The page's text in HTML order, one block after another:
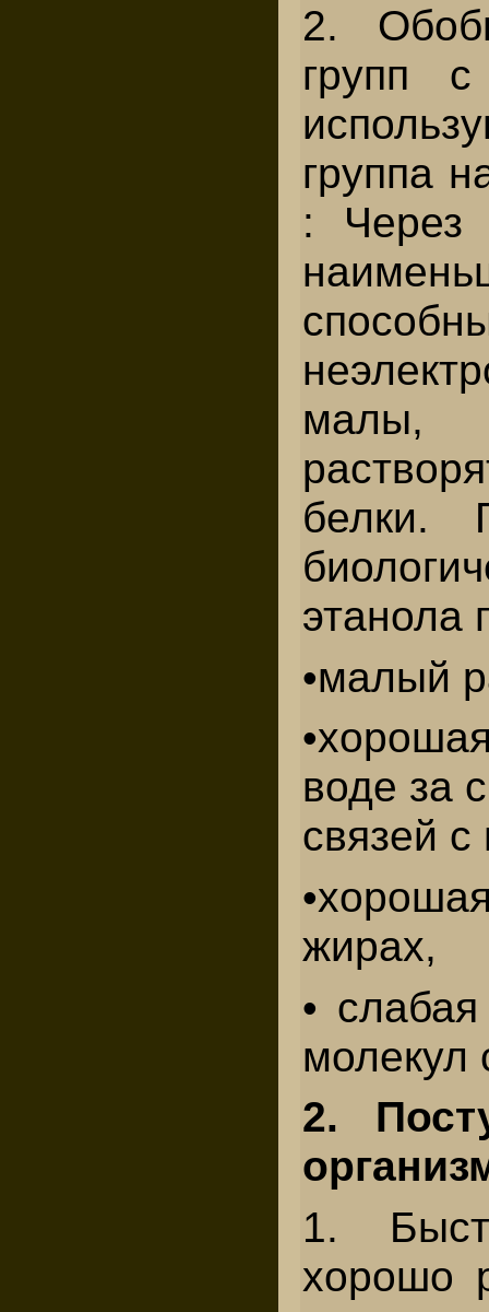
2.
групп
группа
: Через
малы,
белки.
этанола
•малый
воде за
связей
жирах,
•
молекул
2.
1.
хорошо